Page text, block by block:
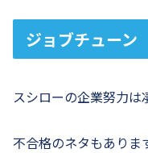
ジョブチュー
スシローの企業努力は
不合格のネタもありま